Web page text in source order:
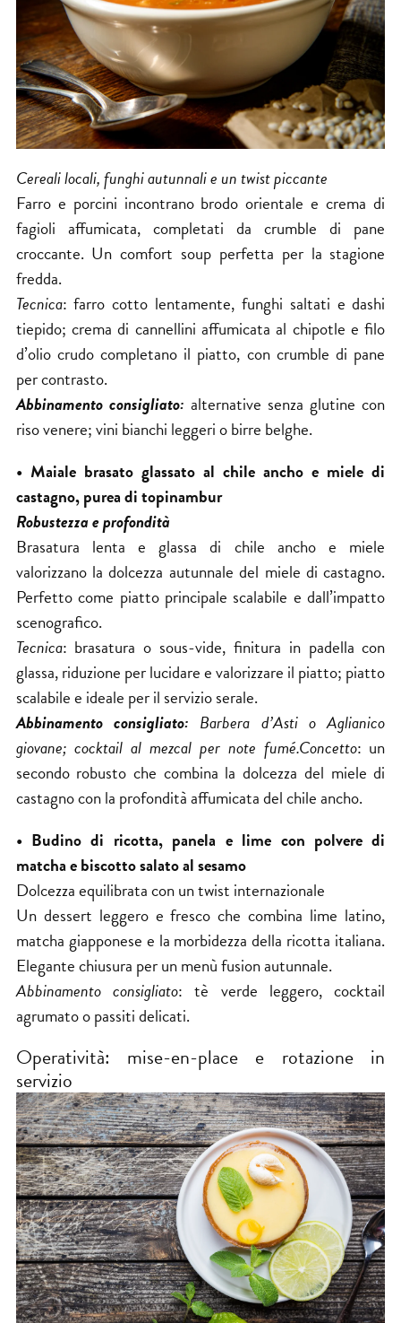
Cereali locali, funghi autunnali e un twist piccante
Farro e porcini incontrano brodo orientale e crema di
fagioli affumicata, completati da crumble di pane
croccante. Un comfort soup perfetta per la stagione
fredda.
Tecnica: farro cotto lentamente, funghi saltati e dashi
tiepido; crema di cannellini affumicata al chipotle e filo
d’olio crudo completano il piatto, con crumble di pane
per contrasto.
Abbinamento consigliato: alternative senza glutine con
riso venere; vini bianchi leggeri o birre belghe.
• Maiale brasato glassato al chile ancho e miele di
castagno, purea di topinambur
Robustezza e profondità
Brasatura lenta e glassa di chile ancho e miele
valorizzano la dolcezza autunnale del miele di castagno.
Perfetto come piatto principale scalabile e dall’impatto
scenografico.
Tecnica: brasatura o sous-vide, finitura in padella con
glassa, riduzione per lucidare e valorizzare il piatto; piatto
scalabile e ideale per il servizio serale.
Abbinamento consigliato: Barbera d’Asti o Aglianico
giovane; cocktail al mezcal per note fumé.Concetto: un
secondo robusto che combina la dolcezza del miele di
castagno con la profondità affumicata del chile ancho.
• Budino di ricotta, panela e lime con polvere di
matcha e biscotto salato al sesamo
Dolcezza equilibrata con un twist internazionale
Un dessert leggero e fresco che combina lime latino,
matcha giapponese e la morbidezza della ricotta italiana.
Elegante chiusura per un menù fusion autunnale.
Abbinamento consigliato: tè verde leggero, cocktail
agrumato o passiti delicati.
Operatività: mise-en-place e rotazione in
servizio